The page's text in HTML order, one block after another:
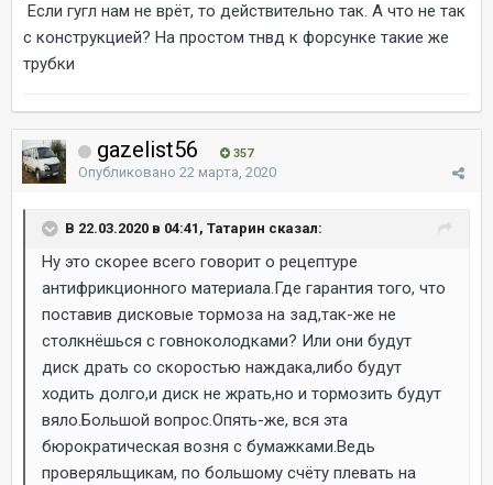
Если гугл нам не врёт, то действительно так. А что не так
с конструкцией? На простом тнвд к форсунке такие же
трубки
gazelist56 357
Опубликовано 22 марта, 2020
В 22.03.2020 в 04:41, Татарин сказал:
Ну это скорее всего говорит о рецептуре
антифрикционного материала.Где гарантия того, что
поставив дисковые тормоза на зад,так-же не
столкнёшься с говноколодками? Или они будут
диск драть со скоростью наждака,либо будут
ходить долго,и диск не жрать,но и тормозить будут
вяло.Большой вопрос.Опять-же, вся эта
бюрократическая возня с бумажками.Ведь
проверяльщикам, по большому счёту плевать на